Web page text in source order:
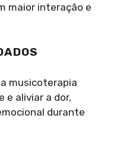
maior interação e
musicoterapia
e aliviar a dor,
durante